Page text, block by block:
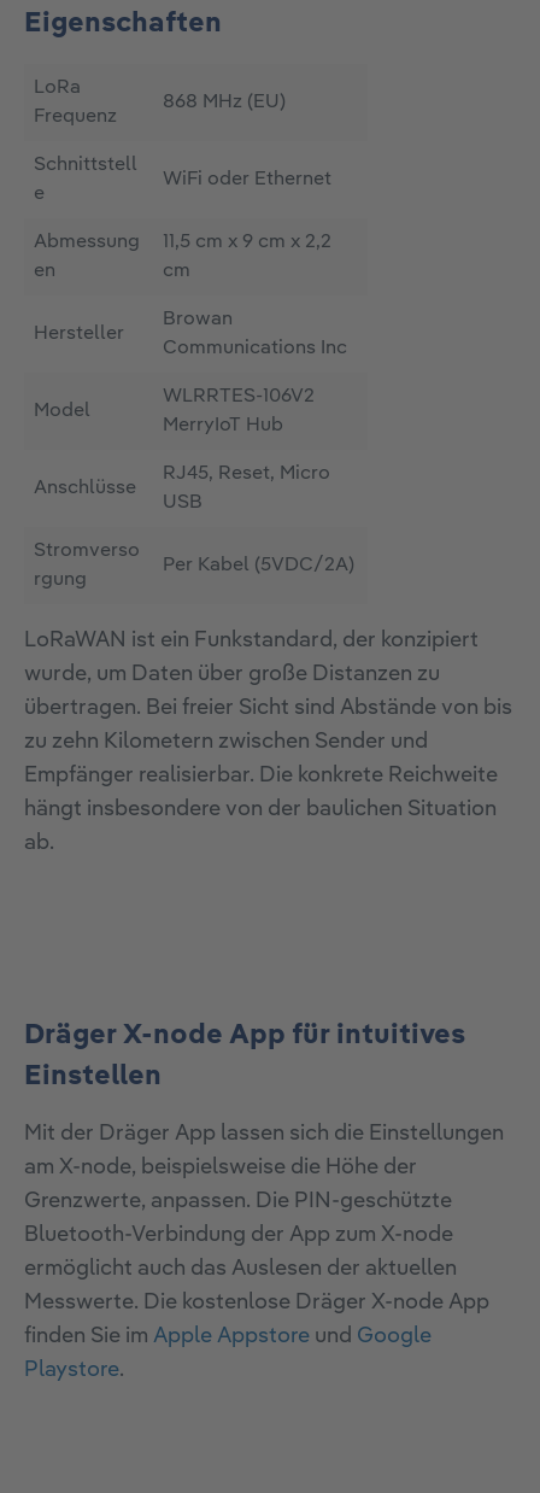
Eigenschaften
LoRa
Frequenz
868 MHz (EU)
Schnittstell
e
WiFi oder Ethernet
Abmessung
en
11,5 cm x 9 cm x 2,2
cm
Hersteller
Browan
Communications Inc
Model
WLRRTES-106V2
MerryIoT Hub
Anschlüsse
RJ45, Reset, Micro
USB
Stromverso
rgung
Per Kabel (5VDC/2A)
LoRaWAN ist ein Funkstandard, der konzipiert
wurde, um Daten über große Distanzen zu
übertragen. Bei freier Sicht sind Abstände von bis
zu zehn Kilometern zwischen Sender und
Empfänger realisierbar. Die konkrete Reichweite
hängt insbesondere von der baulichen Situation
ab.
Dräger X-node App für intuitives
Einstellen
Mit der Dräger App lassen sich die Einstellungen
am X-node, beispielsweise die Höhe der
Grenzwerte, anpassen. Die PIN-geschützte
Bluetooth-Verbindung der App zum X-node
ermöglicht auch das Auslesen der aktuellen
Messwerte. Die kostenlose Dräger X-node App
finden Sie im Apple Appstore und Google
Playstore.